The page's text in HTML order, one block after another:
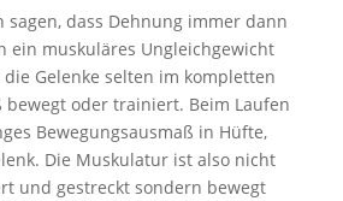
sagen, dass Dehnung immer dann
ein muskuläres Ungleichgewicht
Gelenke selten im kompletten
bewegt oder trainiert. Beim Laufen
Bewegungsausmaß in Hüfte,
Die Muskulatur ist also nicht
und gestreckt sondern bewegt